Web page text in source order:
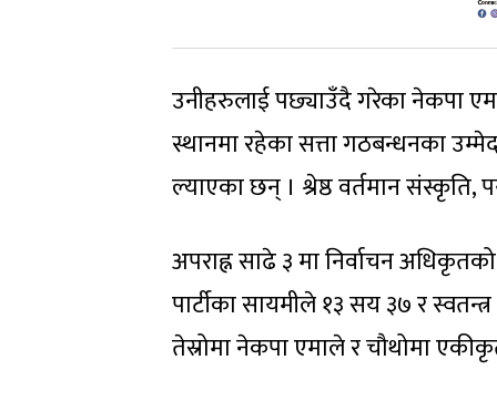
उनीहरुलाई पछ्याउँदै गरेका नेकपा
स्थानमा रहेका सत्ता गठबन्धनका
ल्याएका छन् । श्रेष्ठ वर्तमान संस्कृति,
अपराह्न साढे ३ मा निर्वाचन
पार्टीका सायमीले १३ सय ३७ र
तेस्रोमा नेकपा एमाले र चौथोमा